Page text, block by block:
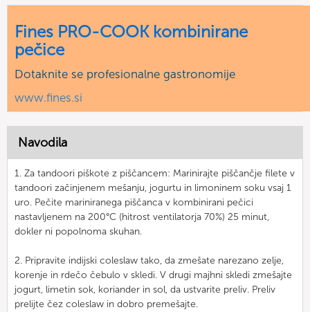
Fines PRO-COOK kombinirane
pečice
Dotaknite se profesionalne gastronomije
www.fines.si
Navodila
1. Za tandoori piškote z piščancem: Marinirajte piščančje filete v
tandoori začinjenem mešanju, jogurtu in limoninem soku vsaj 1
uro. Pečite mariniranega piščanca v kombinirani pečici
nastavljenem na 200°C (hitrost ventilatorja 70%) 25 minut,
dokler ni popolnoma skuhan.
2. Pripravite indijski coleslaw tako, da zmešate narezano zelje,
korenje in rdečo čebulo v skledi. V drugi majhni skledi zmešajte
jogurt, limetin sok, koriander in sol, da ustvarite preliv. Preliv
prelijte čez coleslaw in dobro premešajte.